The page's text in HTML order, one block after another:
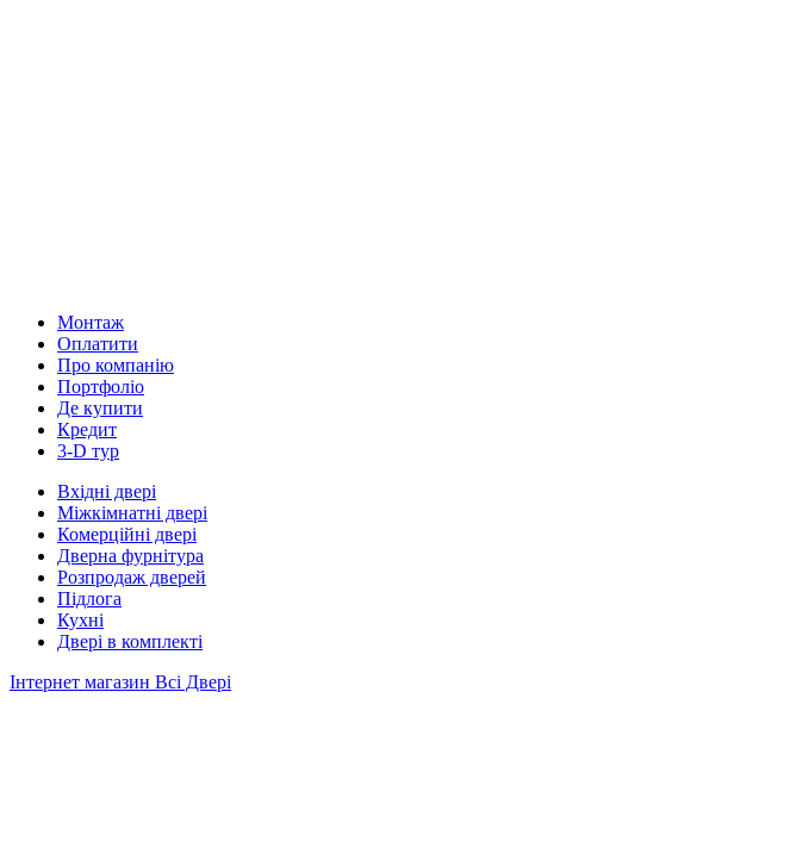
Монтаж
Оплатити
Про компанію
Портфоліо
Де купити
Кредит
3-D тур
Вхідні двері
Міжкімнатні двері
Комерційні двері
Дверна фурнітура
Розпродаж дверей
Підлога
Кухні
Двері в комплекті
Інтернет магазин Всі Двері